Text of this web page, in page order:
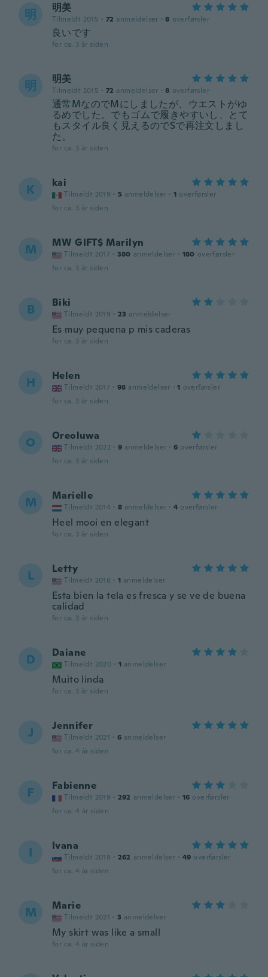
明 明美
Tilmeldt 2015 · 72 anmeldelser · 8 overførsler
良いです
for ca. 3 år siden
明 明美
Tilmeldt 2015 · 72 anmeldelser · 8 overførsler
通常MなのでMにしましたが、ウエストがゆ
るめでした。でもゴムで履きやすいし、とて
もスタイル良く見えるのでSで再注文しまし
た。
for ca. 3 år siden
K kai
Tilmeldt 2019 · 5 anmeldelser · 1 overførsler
for ca. 3 år siden
M MW GIFT$ Marilyn
Tilmeldt 2017 · 380 anmeldelser · 180 overførsler
for ca. 3 år siden
B Biki
Tilmeldt 2019 · 23 anmeldelser
Es muy pequena p mis caderas
for ca. 3 år siden
H Helen
Tilmeldt 2017 · 98 anmeldelser · 1 overførsler
for ca. 3 år siden
O Oreoluwa
Tilmeldt 2022 · 9 anmeldelser · 6 overførsler
for ca. 3 år siden
M Marielle
Tilmeldt 2014 · 8 anmeldelser · 4 overførsler
Heel mooi en elegant
for ca. 3 år siden
L Letty
Tilmeldt 2018 · 1 anmeldelser
Esta bien la tela es fresca y se ve de buena
calidad
for ca. 3 år siden
D Daiane
Tilmeldt 2020 · 1 anmeldelser
Muito linda
for ca. 3 år siden
J Jennifer
Tilmeldt 2021 · 6 anmeldelser
for ca. 4 år siden
F Fabienne
Tilmeldt 2019 · 292 anmeldelser · 16 overførsler
for ca. 4 år siden
I Ivana
Tilmeldt 2018 · 262 anmeldelser · 49 overførsler
for ca. 4 år siden
M Marie
Tilmeldt 2021 · 3 anmeldelser
My skirt was like a small
for ca. 4 år siden